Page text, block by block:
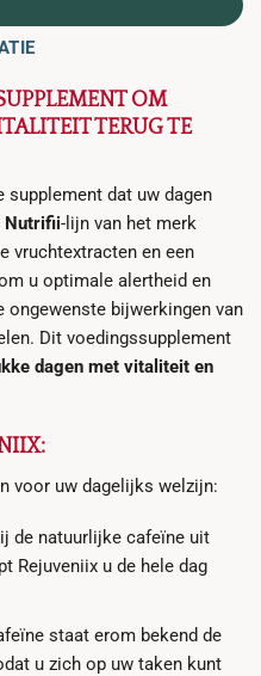
OM
TERUG TE
supplement dat uw dagen
Nutrifii-lijn van het merk
vruchtextracten en een
u optimale alertheid en
ongewenste bijwerkingen van
Dit voedingssupplement
dagen met vitaliteit en
voor uw dagelijks welzijn:
de natuurlijke cafeïne uit
Rejuveniix u de hele dag
staat erom bekend de
u zich op uw taken kunt